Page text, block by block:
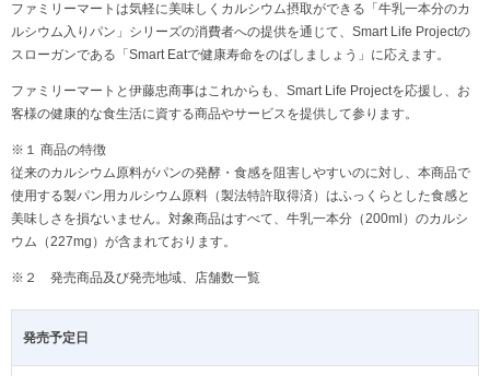
ファミリーマートは気軽に美味しくカルシウム摂取ができる「牛乳一本分のカ
ルシウム入りパン」シリーズの消費者への提供を通じて、Smart Life Projectの
スローガンである「Smart Eatで健康寿命をのばしましょう」に応えます。
ファミリーマートと伊藤忠商事はこれからも、Smart Life Projectを応援し、お
客様の健康的な食生活に資する商品やサービスを提供して参ります。
※１ 商品の特徴
従来のカルシウム原料がパンの発酵・食感を阻害しやすいのに対し、本商品で
使用する製パン用カルシウム原料（製法特許取得済）はふっくらとした食感と
美味しさを損ないません。対象商品はすべて、牛乳一本分（200ml）のカルシ
ウム（227mg）が含まれております。
※２ 発売商品及び発売地域、店舗数一覧
発売予定日